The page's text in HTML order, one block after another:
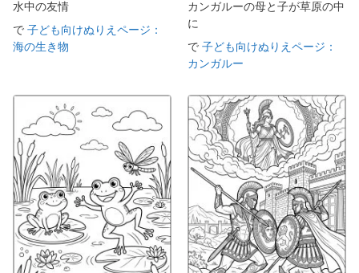
水中の友情
で 子ども向けぬりえページ：
海の生き物
カンガルーの母と子が草原の中
に
で 子ども向けぬりえページ：
カンガルー